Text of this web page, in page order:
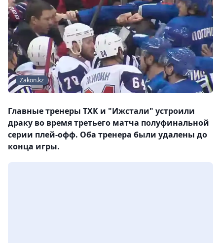
Zakon.kz
Главные тренеры ТХК и "Ижстали" устроили
драку во время третьего матча полуфинальной
серии плей-офф. Оба тренера были удалены до
конца игры.